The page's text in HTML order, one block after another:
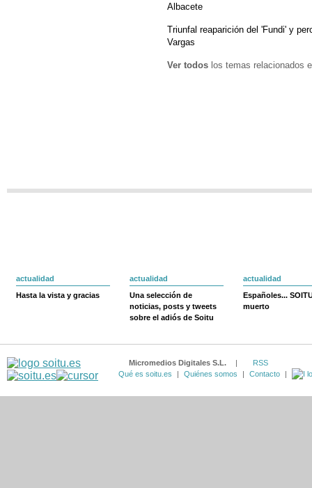
Albacete
Triunfal reaparición del 'Fundi' y
Vargas
Ver todos los temas relacionados
actualidad
Hasta la vista y gracias
actualidad
Una selección de
noticias, posts y tweets
sobre el adiós de Soitu
actualidad
Españoles...
muerto
Micromedios Digitales S.L. |
RSS
Qué es soitu.es
| Quiénes somos | Contacto |